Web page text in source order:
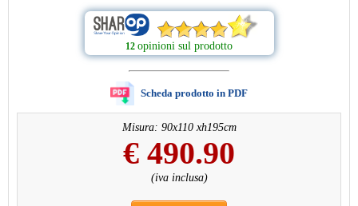
12 opinioni sul prodotto
Scheda prodotto in PDF
Misura: 90x110 xh195cm
€ 490.90
(iva inclusa)